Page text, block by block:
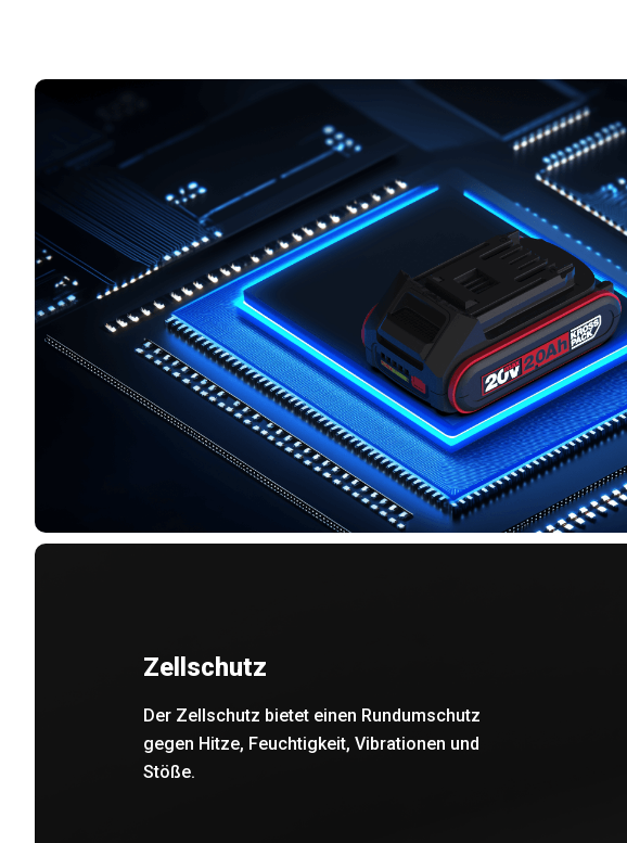
Zellschutz
Der Zellschutz bietet einen Rundumschutz
gegen Hitze, Feuchtigkeit, Vibrationen und
Stöße.